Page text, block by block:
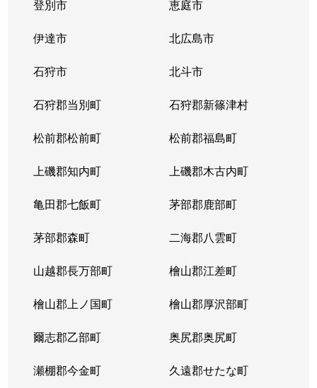
登別市 恵庭市
伊達市 北広島市
石狩市 北斗市
石狩郡当別町 石狩郡新篠津村
松前郡松前町 松前郡福島町
上磯郡知内町 上磯郡木古内町
亀田郡七飯町 茅部郡鹿部町
茅部郡森町 二海郡八雲町
山越郡長万部町 檜山郡江差町
檜山郡上ノ国町 檜山郡厚沢部町
爾志郡乙部町 奥尻郡奥尻町
瀬棚郡今金町 久遠郡せたな町